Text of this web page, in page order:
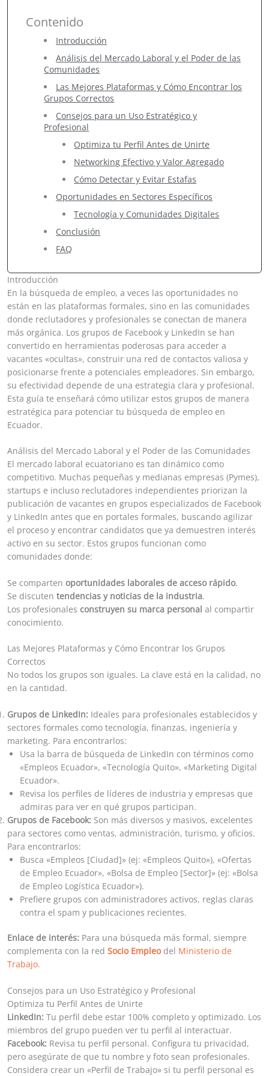
Contenido
Introducción
Análisis del Mercado Laboral y el Poder de las
Comunidades
Las Mejores Plataformas y Cómo Encontrar los
Grupos Correctos
Consejos para un Uso Estratégico y
Profesional
Optimiza tu Perfil Antes de Unirte
Networking Efectivo y Valor Agregado
Cómo Detectar y Evitar Estafas
Oportunidades en Sectores Específicos
Tecnología y Comunidades Digitales
Conclusión
FAQ
Introducción
En la búsqueda de empleo, a veces las oportunidades no
están en las plataformas formales, sino en las comunidades
donde reclutadores y profesionales se conectan de manera
más orgánica. Los grupos de Facebook y LinkedIn se han
convertido en herramientas poderosas para acceder a
vacantes «ocultas», construir una red de contactos valiosa y
posicionarse frente a potenciales empleadores. Sin embargo,
su efectividad depende de una estrategia clara y profesional.
Esta guía te enseñará cómo utilizar estos grupos de manera
estratégica para potenciar tu búsqueda de empleo en
Ecuador.
Análisis del Mercado Laboral y el Poder de las Comunidades
El mercado laboral ecuatoriano es tan dinámico como
competitivo. Muchas pequeñas y medianas empresas (Pymes),
startups e incluso reclutadores independientes priorizan la
publicación de vacantes en grupos especializados de Facebook
y LinkedIn antes que en portales formales, buscando agilizar
el proceso y encontrar candidatos que ya demuestren interés
activo en su sector. Estos grupos funcionan como
comunidades donde:
Se compartenoportunidades laborales de acceso rápido.
Se discutentendencias y noticias de la industria.
Los profesionalesconstruyen su marca personal al compartir
conocimiento.
Las Mejores Plataformas y Cómo Encontrar los Grupos
Correctos
No todos los grupos son iguales. La clave está en la calidad, no
en la cantidad.
Grupos de LinkedIn: Ideales para profesionales establecidos y
sectores formales como tecnología, finanzas, ingeniería y
marketing. Para encontrarlos:
Usa la barra de búsqueda de LinkedIn con términos como
«Empleos Ecuador», «Tecnología Quito», «Marketing Digital
Ecuador».
Revisa los perfiles de líderes de industria y empresas que
admiras para ver en qué grupos participan.
Grupos de Facebook: Son más diversos y masivos, excelentes
para sectores como ventas, administración, turismo, y oficios.
Para encontrarlos:
Busca «Empleos [Ciudad]» (ej: «Empleos Quito»), «Ofertas
de Empleo Ecuador», «Bolsa de Empleo [Sector]» (ej: «Bolsa
de Empleo Logística Ecuador»).
Prefiere grupos con administradores activos, reglas claras
contra el spam y publicaciones recientes.
Enlace de interés: Para una búsqueda más formal, siempre
complementa con la redSocio Empleodel Ministerio de
Trabajo.
Consejos para un Uso Estratégico y Profesional
Optimiza tu Perfil Antes de Unirte
LinkedIn: Tu perfil debe estar 100% completo y optimizado. Los
miembros del grupo pueden ver tu perfil al interactuar.
Facebook: Revisa tu perfil personal. Configura tu privacidad,
pero asegúrate de que tu nombre y foto sean profesionales.
Considera crear un «Perfil de Trabajo» si tu perfil personal es